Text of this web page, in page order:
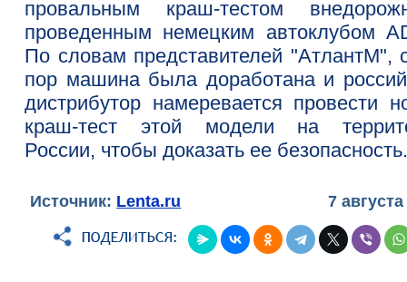
провальным краш-тестом
проведенным немецким автоклубом
По словам представителей "АтлантМ",
пор машина была доработана и
дистрибутор намеревается провести
краш-тест этой модели на
России, чтобы доказать ее
Источник: Lenta.ru 7